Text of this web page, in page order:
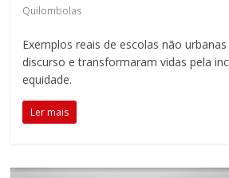
fundamental
outras
possibilidades
sala
reforçando
Quilombolas
Exemplos reais de escolas não
discurso e transformaram vidas pela
equidade.
Ler mais